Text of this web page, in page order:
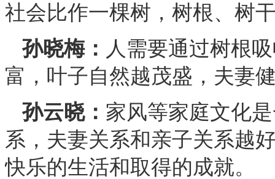
社会比作一棵树，树根、树
孙晓梅： 人需要通过树根
富，叶子自然越茂盛，夫妻
孙云晓： 家风等家庭文化
系，夫妻关系和亲子关系越
快乐的生活和取得的成就。